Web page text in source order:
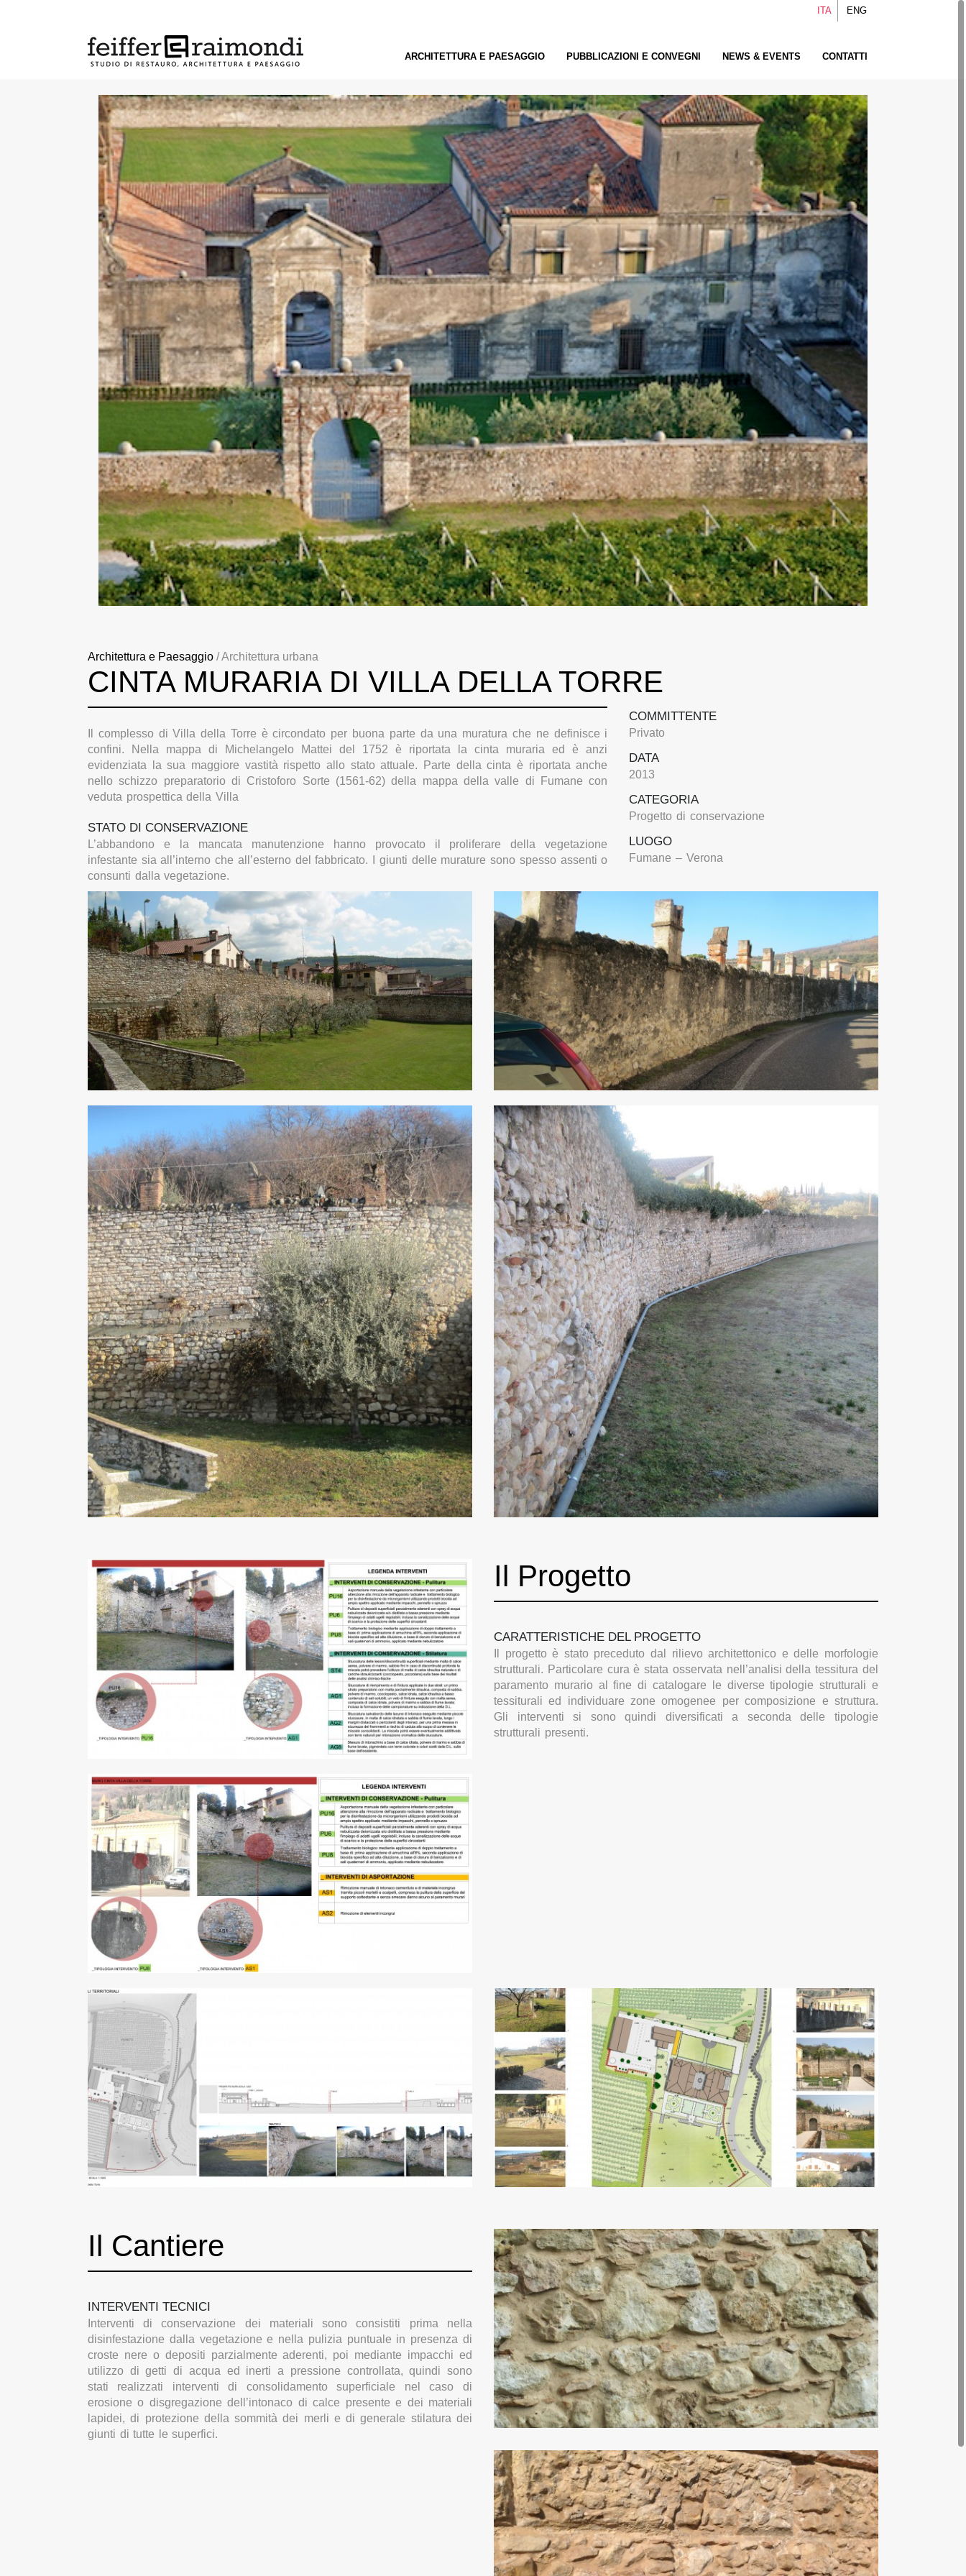
ITA ENG
ARCHITETTURA E PAESAGGIO PUBBLICAZIONI E CONVEGNI NEWS & EVENTS CONTATTI
Architettura e Paesaggio / Architettura urbana
CINTA MURARIA DI VILLA DELLA TORRE
Il complesso di Villa della Torre è circondato per buona parte da una muratura che ne definisce i
confini. Nella mappa di Michelangelo Mattei del 1752 è riportata la cinta muraria ed è anzi
evidenziata la sua maggiore vastità rispetto allo stato attuale. Parte della cinta è riportata anche
nello schizzo preparatorio di Cristoforo Sorte (1561-62) della mappa della valle di Fumane con
veduta prospettica della Villa
STATO DI CONSERVAZIONE
L’abbandono e la mancata manutenzione hanno provocato il proliferare della vegetazione
infestante sia all’interno che all’esterno del fabbricato. I giunti delle murature sono spesso assenti o
consunti dalla vegetazione.
COMMITTENTE
Privato
DATA
2013
CATEGORIA
Progetto di conservazione
LUOGO
Fumane – Verona
Il Progetto
CARATTERISTICHE DEL PROGETTO
Il progetto è stato preceduto dal rilievo architettonico e delle morfologie
strutturali. Particolare cura è stata osservata nell’analisi della tessitura del
paramento murario al fine di catalogare le diverse tipologie strutturali e
tessiturali ed individuare zone omogenee per composizione e struttura.
Gli interventi si sono quindi diversificati a seconda delle tipologie
strutturali presenti.
Il Cantiere
INTERVENTI TECNICI
Interventi di conservazione dei materiali sono consistiti prima nella
disinfestazione dalla vegetazione e nella pulizia puntuale in presenza di
croste nere o depositi parzialmente aderenti, poi mediante impacchi ed
utilizzo di getti di acqua ed inerti a pressione controllata, quindi sono
stati realizzati interventi di consolidamento superficiale nel caso di
erosione o disgregazione dell’intonaco di calce presente e dei materiali
lapidei, di protezione della sommità dei merli e di generale stilatura dei
giunti di tutte le superfici.